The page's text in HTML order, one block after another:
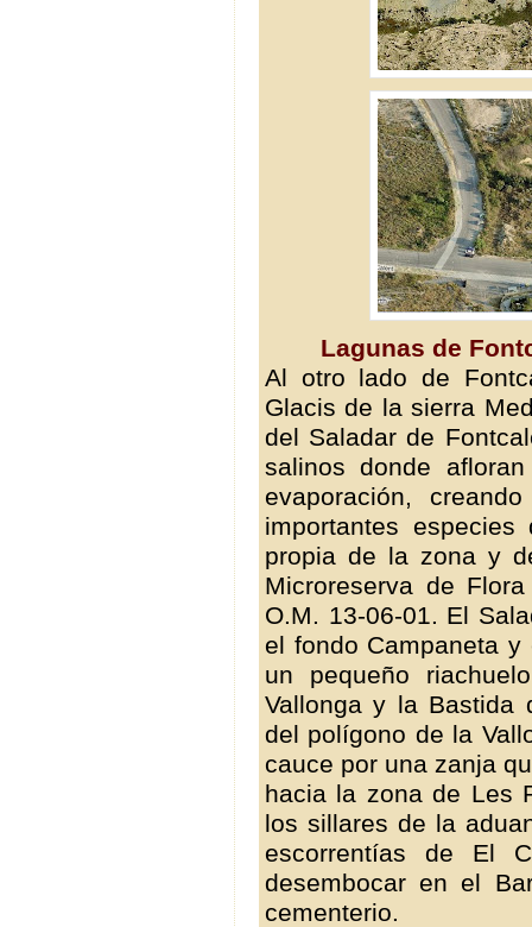
Lagunas de
Al otro lado de
Glacis de la sierra
del Saladar de
salinos donde
evaporación,
importantes
propia de la zona y
Microreserva de
O.M. 13-06-01. El
el fondo Campaneta
un pequeño
Vallonga y la Bastida
del polígono de la
cauce por una zanja
hacia la zona de Les
los sillares de la
escorrentías de El
desembocar en el
cementerio.